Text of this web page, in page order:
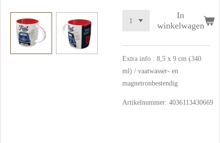
In
winkelwagen
Extra info : 8,5 x 9 cm (340
ml) / vaatwasser- en
magnetronbestendig
Artikelnummer: 4036113430669